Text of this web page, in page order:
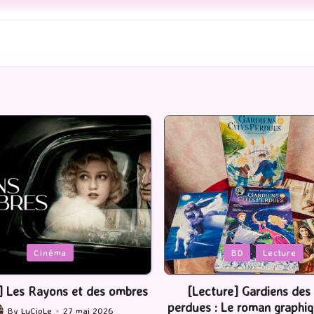
BD Lecture
Gardiens des cités
: Le roman graphique Tome
Posted
in
Serie Tv USA
[Série TV] The Madison :
By LuCioLe 22 mai